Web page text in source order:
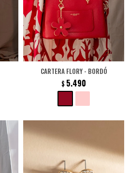
CARTERA FLORY - BORDÓ
$ 5.490